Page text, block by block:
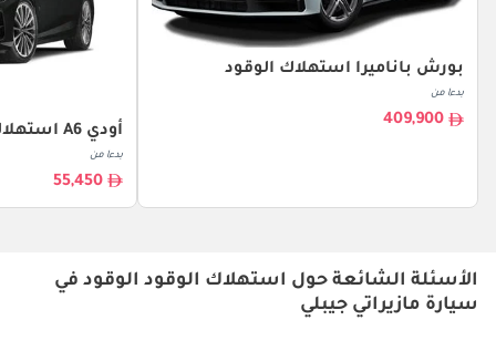
بورش باناميرا استهلاك الوقود
بدءا من
409,900
أودي A6 استهلاك الوقود
بدءا من
55,450
الأسئلة الشائعة حول استهلاك الوقود الوقود في
سيارة مازيراتي جيبلي